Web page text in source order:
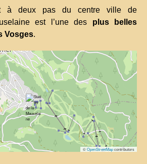
à deux pas du centre ville de
est l’une des plus belles
Vosges.
©OpenStreetMapcontributors